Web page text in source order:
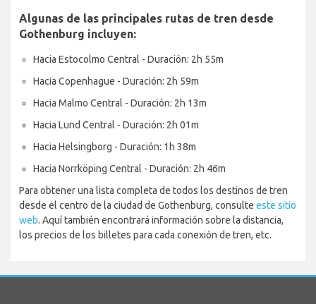
Algunas de las principales rutas de tren desde
Gothenburg incluyen:
Hacia Estocolmo Central - Duración: 2h 55m
Hacia Copenhague - Duración: 2h 59m
Hacia Malmo Central - Duración: 2h 13m
Hacia Lund Central - Duración: 2h 01m
Hacia Helsingborg - Duración: 1h 38m
Hacia Norrköping Central - Duración: 2h 46m
Para obtener una lista completa de todos los destinos de tren
desde el centro de la ciudad de Gothenburg, consulte este sitio
web. Aquí también encontrará información sobre la distancia,
los precios de los billetes para cada conexión de tren, etc.